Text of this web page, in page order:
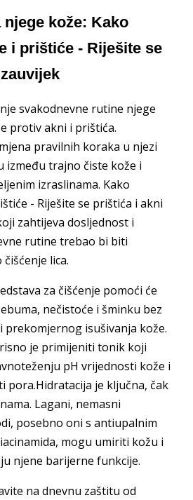
kože: Kako
i prištiće - Riješite se
svakodnevne rutine njege
protiv akni i prištića.
pravilnih koraka u njezi
između trajno čiste kože i
izraslinama. Kako
- Riješite se prištića i akni
zahtijeva dosljednost i
rutine trebao bi biti
lica.
za čišćenje pomoći će
nečistoće i šminku bez
prekomjernog isušivanja kože.
je primijeniti tonik koji
pH vrijednosti kože i
pora.Hidratacija je ključna, čak
Lagani, nemasni
posebno oni s antiupalnim
mogu umiriti kožu i
njene barijerne funkcije.
na dnevnu zaštitu od